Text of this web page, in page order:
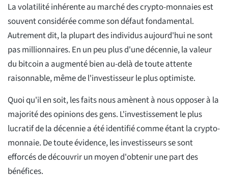
La volatilité inhérente au marché des crypto-monnaies est
souvent considérée comme son défaut fondamental.
Autrement dit, la plupart des individus aujourd'hui ne sont
pas millionnaires. En un peu plus d'une décennie, la valeur
du bitcoin a augmenté bien au-delà de toute attente
raisonnable, même de l'investisseur le plus optimiste.
Quoi qu'il en soit, les faits nous amènent à nous opposer à la
majorité des opinions des gens. L'investissement le plus
lucratif de la décennie a été identifié comme étant la crypto-
monnaie. De toute évidence, les investisseurs se sont
efforcés de découvrir un moyen d'obtenir une part des
bénéfices.